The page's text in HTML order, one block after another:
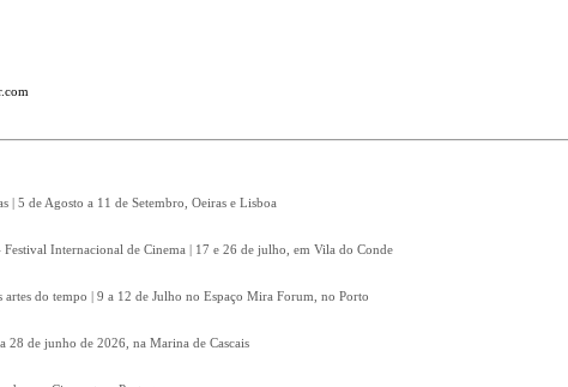
| 5 de Agosto a 11 de Setembro, Oeiras e Lisboa
Festival Internacional de Cinema | 17 e 26 de julho, em Vila do Conde
do tempo | 9 a 12 de Julho no Espaço Mira Forum, no Porto
28 de junho de 2026, na Marina de Cascais